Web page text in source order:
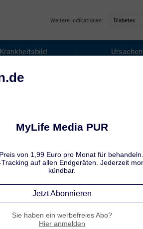
Weitere Indikationen:
Krankheitsbild